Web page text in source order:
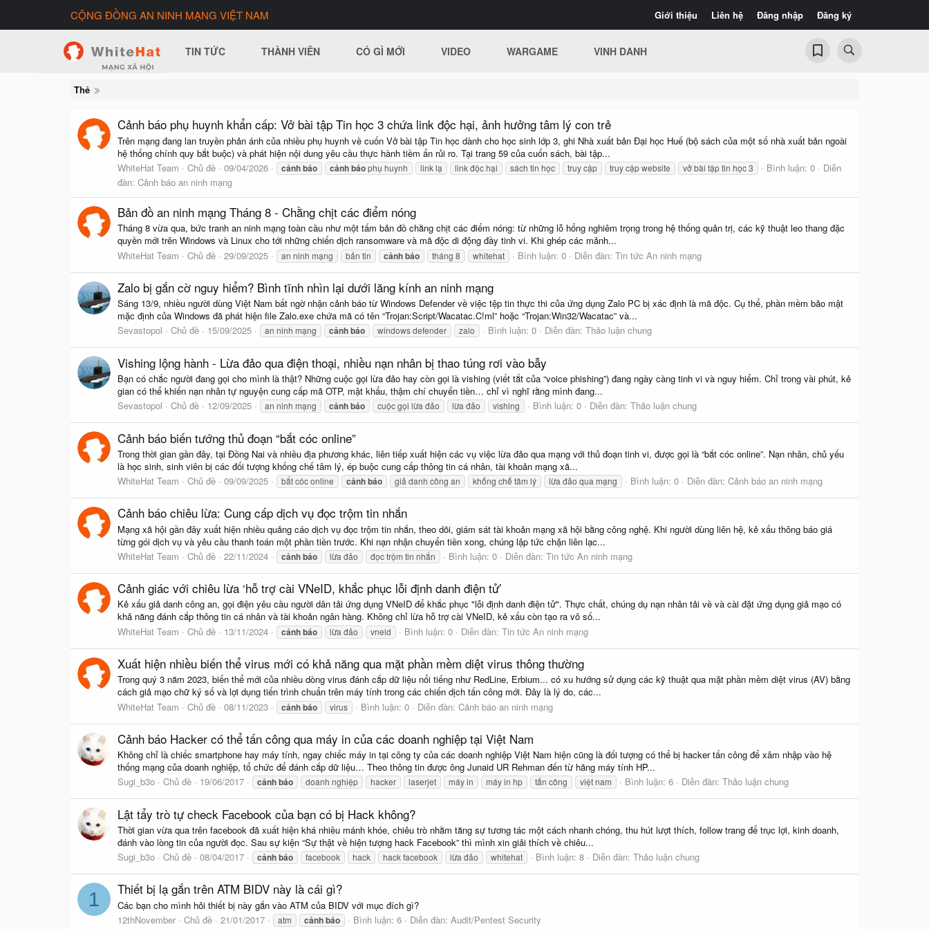
Giới thiệu Liên hệ Đăng nhập Đăng ký
CỘNG ĐỒNG AN NINH MẠNG VIỆT NAM
TIN TỨC THÀNH VIÊN CÓ GÌ MỚI VIDEO WARGAME VINH DANH
Thẻ
Cảnh báo phụ huynh khẩn cấp: Vở bài tập Tin học 3 chứa link độc hại, ảnh hưởng tâm lý con trẻ
Trên mạng đang lan truyền phản ánh của nhiều phụ huynh về cuốn Vở bài tập Tin học dành cho học sinh lớp 3, ghi Nhà xuất bản Đại học Huế (bộ sách của một số nhà xuất bản ngoài
hệ thống chính quy bắt buộc) và phát hiện nội dung yêu cầu thực hành tiềm ẩn rủi ro. Tại trang 59 của cuốn sách, bài tập...
WhiteHat Team
Chủ đề 09/04/2026 cảnhbáo cảnhbáophụ huynh link lạ link độc hại sách tin học truy cập truy cập website vở bài tập tin học 3 Bình luận: 0
Diễn
đàn: Cảnh báo an ninh mạng
Bản đồ an ninh mạng Tháng 8 - Chằng chịt các điểm nóng
Tháng 8 vừa qua, bức tranh an ninh mạng toàn cầu như một tấm bản đồ chằng chịt các điểm nóng: từ những lỗ hổng nghiêm trọng trong hệ thống quản trị, các kỹ thuật leo thang đặc
quyền mới trên Windows và Linux cho tới những chiến dịch ransomware và mã độc di động đầy tinh vi. Khi ghép các mảnh...
WhiteHat Team
Chủ đề 29/09/2025 an ninh mạng bản tin cảnhbáo tháng 8 whitehat Bình luận: 0 Diễn đàn: Tin tức An ninh mạng
Zalo bị gắn cờ nguy hiểm? Bình tĩnh nhìn lại dưới lăng kính an ninh mạng
Sáng 13/9, nhiều người dùng Việt Nam bất ngờ nhận cảnh báo từ Windows Defender về việc tệp tin thực thi của ứng dụng Zalo PC bị xác định là mã độc. Cụ thể, phần mềm bảo mật
mặc định của Windows đã phát hiện file Zalo.exe chứa mã có tên “Trojan:Script/Wacatac.C!ml” hoặc “Trojan:Win32/Wacatac” và...
Sevastopol
Chủ đề 15/09/2025 an ninh mạng cảnhbáo windows defender zalo Bình luận: 0 Diễn đàn: Thảo luận chung
Vishing lộng hành - Lừa đảo qua điện thoại, nhiều nạn nhân bị thao túng rơi vào bẫy
Bạn có chắc người đang gọi cho mình là thật? Những cuộc gọi lừa đảo hay còn gọi là vishing (viết tắt của “voice phishing”) đang ngày càng tinh vi và nguy hiểm. Chỉ trong vài phút, kẻ
gian có thể khiến nạn nhân tự nguyện cung cấp mã OTP, mật khẩu, thậm chí chuyển tiền… chỉ vì nghĩ rằng mình đang...
Sevastopol
Chủ đề 12/09/2025 an ninh mạng cảnhbáo cuộc gọi lừa đảo lừa đảo vishing Bình luận: 0 Diễn đàn: Thảo luận chung
Cảnh báo biến tướng thủ đoạn “bắt cóc online”
Trong thời gian gần đây, tại Đồng Nai và nhiều địa phương khác, liên tiếp xuất hiện các vụ việc lừa đảo qua mạng với thủ đoạn tinh vi, được gọi là “bắt cóc online”. Nạn nhân, chủ yếu
là học sinh, sinh viên bị các đối tượng khống chế tâm lý, ép buộc cung cấp thông tin cá nhân, tài khoản mạng xã...
WhiteHat Team
Chủ đề 09/09/2025 bắt cóc online cảnhbáo giả danh công an khống chế tâm lý lừa đảo qua mạng Bình luận: 0 Diễn đàn: Cảnh báo an ninh mạng
Cảnh báo chiêu lừa: Cung cấp dịch vụ đọc trộm tin nhắn
Mạng xã hội gần đây xuất hiện nhiều quảng cáo dịch vụ đọc trộm tin nhắn, theo dõi, giám sát tài khoản mạng xã hội bằng công nghệ. Khi người dùng liên hệ, kẻ xấu thông báo giá
từng gói dịch vụ và yêu cầu thanh toán một phần tiền trước. Khi nạn nhận chuyển tiền xong, chúng lập tức chặn liên lạc...
WhiteHat Team
Chủ đề 22/11/2024 cảnhbáo lừa đảo đọc trộm tin nhắn Bình luận: 0 Diễn đàn: Tin tức An ninh mạng
Cảnh giác với chiêu lừa ‘hỗ trợ cài VNeID, khắc phục lỗi định danh điện tử’
Kẻ xấu giả danh công an, gọi điện yêu cầu người dân tải ứng dụng VNeID để khắc phục "lỗi định danh điện tử". Thực chất, chúng dụ nạn nhân tải về và cài đặt ứng dụng giả mạo có
khả năng đánh cắp thông tin cá nhân và tài khoản ngân hàng. Không chỉ lừa hỗ trợ cài VNeID, kẻ xấu còn tạo ra vô số...
WhiteHat Team
Chủ đề 13/11/2024 cảnhbáo lừa đảo vneid Bình luận: 0 Diễn đàn: Tin tức An ninh mạng
Xuất hiện nhiều biến thể virus mới có khả năng qua mặt phần mềm diệt virus thông thường
Trong quý 3 năm 2023, biến thể mới của nhiều dòng virus đánh cắp dữ liệu nổi tiếng như RedLine, Erbium... có xu hướng sử dụng các kỹ thuật qua mặt phần mềm diệt virus (AV) bằng
cách giả mạo chữ ký số và lợi dụng tiến trình chuẩn trên máy tính trong các chiến dịch tấn công mới. Đây là lý do, các...
WhiteHat Team
Chủ đề 08/11/2023 cảnhbáo virus Bình luận: 0 Diễn đàn: Cảnh báo an ninh mạng
Cảnh báo Hacker có thể tấn công qua máy in của các doanh nghiệp tại Việt Nam
Không chỉ là chiếc smartphone hay máy tính, ngay chiếc máy in tại công ty của các doanh nghiệp Việt Nam hiện cũng là đối tượng có thể bị hacker tấn công để xâm nhập vào hệ
thống mạng của doanh nghiệp, tổ chức để đánh cắp dữ liệu… Theo thông tin được ông Junaid UR Rehman đến từ hãng máy tính HP...
Sugi_b3o
Chủ đề 19/06/2017 cảnhbáo doanh nghiệp hacker laserjet máy in máy in hp tấn công việt nam Bình luận: 6 Diễn đàn: Thảo luận chung
Lật tẩy trò tự check Facebook của bạn có bị Hack không?
Thời gian vừa qua trên facebook đã xuất hiện khá nhiều mánh khóe, chiêu trò nhằm tăng sự tương tác một cách nhanh chóng, thu hút lượt thích, follow trang để trục lợi, kinh doanh,
đánh vào lòng tin của người đọc. Sau sự kiện “Sự thật về hiện tượng hack Facebook” thì mình xin giải thích về chiêu...
Sugi_b3o
Chủ đề 08/04/2017 cảnhbáo facebook hack hack facebook lừa đảo whitehat Bình luận: 8 Diễn đàn: Thảo luận chung
1 Thiết bị lạ gắn trên ATM BIDV này là cái gì?
Các bạn cho mình hỏi thiết bị này gắn vào ATM của BIDV với mục đích gì?
12thNovember
Chủ đề 21/01/2017 atm cảnhbáo Bình luận: 6 Diễn đàn: Audit/Pentest Security